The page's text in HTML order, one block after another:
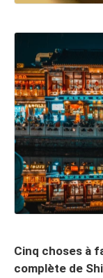
Cinq choses à
complète de